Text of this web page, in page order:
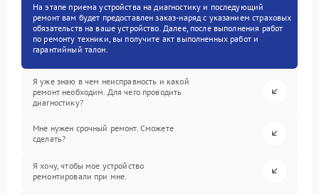
На этапе приема устройства на диагностику и последующий
ремонт вам будет предоставлен заказ-наряд с указанием страховых
обязательств на ваше устройство. Далее, после выполнения работ
по ремонту техники, вы получите акт выполненных работ и
гарантийный талон.
Я уже знаю в чем неисправность и какой
ремонт необходим. Для чего проводить
диагностику?
Мне нужен срочный ремонт. Сможете
сделать?
Я хочу, чтобы мое устройство
ремонтировали при мне.